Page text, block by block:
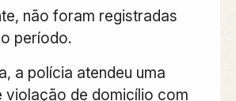
não foram registradas
período.
a polícia atendeu uma
violação de domicílio com